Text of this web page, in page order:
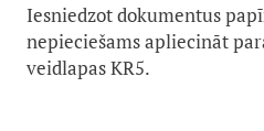
Iesniedzot dokumentus
nepieciešams apliecināt
veidlapas KR5.